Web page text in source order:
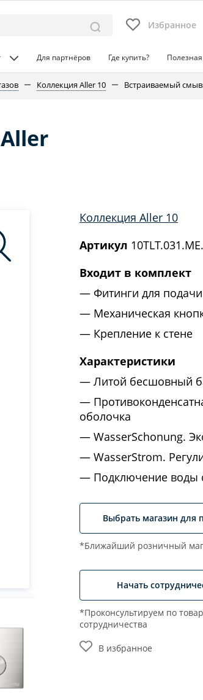
Избранное
Для партнёров Где купить?
Коллекция Aller 10 Встраиваемый
Коллекция Aller 10
Артикул
Входит в комплект
Фитинги для
Механическая
Крепление к стене
Характеристики
Литой бесшовный
оболочка
WasserSchonung.
WasserStrom.
Подключение воды
Выбрать магазин для
*Ближайший розничный
Начать
*Проконсультируем по
сотрудничества
В избранное